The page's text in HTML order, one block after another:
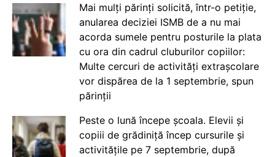
Mai mulți părinți solicită, într-o petiție,
anularea deciziei ISMB de a nu mai
acorda sumele pentru posturile la plata
cu ora din cadrul cluburilor copiilor:
Multe cercuri de activități extrașcolare
vor dispărea de la 1 septembrie, spun
părinții
Peste o lună începe școala. Elevii și
copiii de grădiniță încep cursurile și
activitățile pe 7 septembrie, după